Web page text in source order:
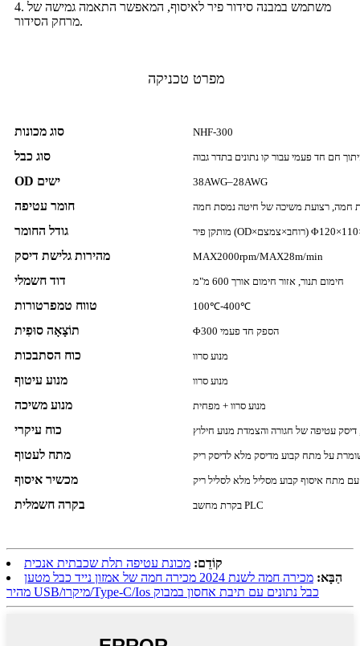
4. משתמש במבנה סידור פיר לאיסוף, המאפשר התאמה גמישה של
מרחק הסידור.
מפרט טכניקה
סוג מכונות NHF-300
סוג כבל
OD ישים
38AWG–28AWG
חומר עטיפה חמה, רצועת משיכה של חיטה נמסת חמה
גודל החומר
מהירות גלישת דיסק
MAX2000rpm/MAX28m/min
דוד חשמלי חימום תנור, אזור חימום אורך 600 מ"מ
טווח טמפרטורות 100℃-400℃
תוֹצָאָה סוּפִית Φ300 הספק חד פעמי
כוח הסתבכות מנוע סרוו
מנוע עיטוף מנוע סרוו
מנוע משיכה מנוע סרוו + מפחית
כוח עיקרי דיסק עטיפה של חגורה והצמדת מנוע חילוץ
מתח לעטוף על מתח קבוע מדיסק מלא לדיסק ריק
מכשיר איסוף עם מתח איסוף קבוע מסליל מלא לסליל ריק
בקרה חשמלית בקרת מחשב PLC
קוֹדֵם: מכונת עטיפה תלת שכבתית אנכית
הַבָּא:
מכירה חמה לשנת 2024 מכירה חמה של אמזון נייד כבל מטען
מהיר USB/מיקרו/Type-C/Ios כבל נתונים עם תיבת אחסון במבוק